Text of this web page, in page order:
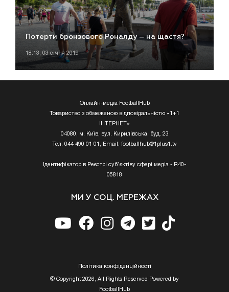
Потерти бронзового Роналду – на щастя?
18:13, 03 січня 2019
Онлайн-медіа FootballHub
Товариство з обмеженою відповідальністю «1+1
ІНТЕРНЕТ»
04080, м. Київ, вул. Кирилівська, буд. 23
Тел. 044 490 01 01, Email: footballhub@1plus1.tv
Ідентифікатор в Реєстрі суб’єктіву сфері медіа - R40-
05818
МИ У СОЦ. МЕРЕЖАХ
Полiтика конфiденцiйностi
© Copyright 2026, All Rights Reserved Powered by
FootballHub